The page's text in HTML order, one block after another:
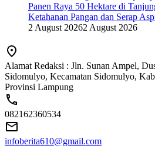
Panen Raya 50 Hektare di
Ketahanan Pangan dan Serap
2 August 20262 August 2026
Alamat Redaksi : Jln. Sunan Ampel,
Sidomulyo, Kecamatan Sidomulyo,
Provinsi Lampung
082162360534
infoberita610@gmail.com